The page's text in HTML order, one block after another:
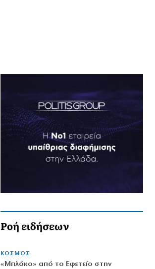
Ροή ειδήσεων
ΚΟΣΜΟΣ
«Μπλόκο» από το Εφετείο στην